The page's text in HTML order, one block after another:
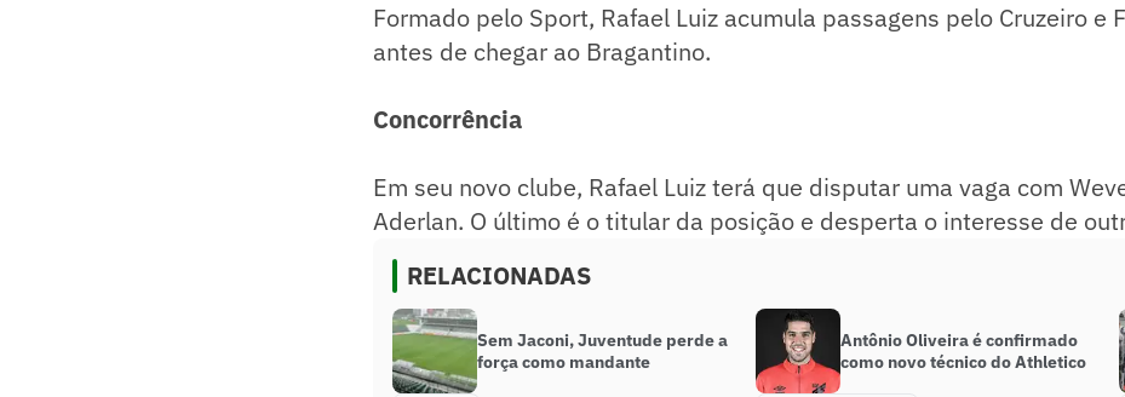
Formado pelo Sport, Rafael Luiz acumula passagens pelo Cruzeiro e
antes de chegar ao Bragantino.
Concorrência
Em seu novo clube, Rafael Luiz terá que disputar uma vaga com
Aderlan. O último é o titular da posição e desperta o interesse de
RELACIONADAS
Sem Jaconi, Juventude perde a
força como mandante
Antônio Oliveira é confirmado
como novo técnico do Athletico